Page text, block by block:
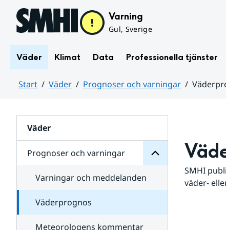
Hoppa till sidans innehåll Varning
Gul, Sverige
Väder Klimat Data Professionella tjänster
Start Väder Prognoser och varningar
Väder
Prognoser och varningar
för
varningar
Varningar och meddelanden
Väderprognos
Meteorologens kommentar
SMHI
väder-